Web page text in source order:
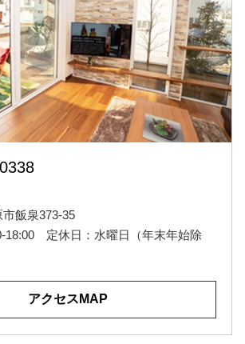
飯泉373-35
18:00 定休日：水曜日（年末年始除
アクセスMAP